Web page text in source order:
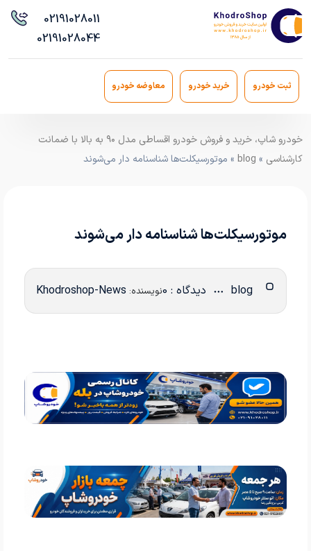
02191028011
02191028044
ثبت خودرو خرید خودرو معاوضه خودرو
خودرو شاپ، خرید و فروش خودرو اقساطی مدل ۹۰ به بالا با ضمانت
کارشناسی »
blog » موتورسیکلت‌ها شناسنامه دار می‌شوند
موتورسیکلت‌ها شناسنامه دار می‌شوند
دیدگاه : 0 نویسنده: Khodroshop-News